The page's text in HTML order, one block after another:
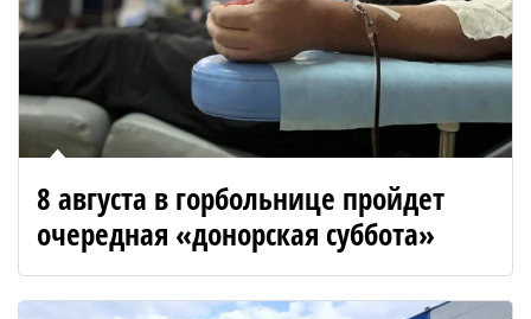
8 августа в горбольнице пройдет
очередная «донорская суббота»